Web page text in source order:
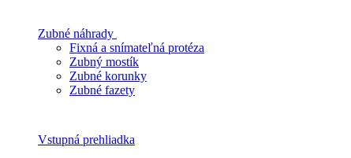
Zubné náhrady
Fixná a snímateľná protéza
Zubný mostík
Zubné korunky
Zubné fazety
Vstupná prehliadka